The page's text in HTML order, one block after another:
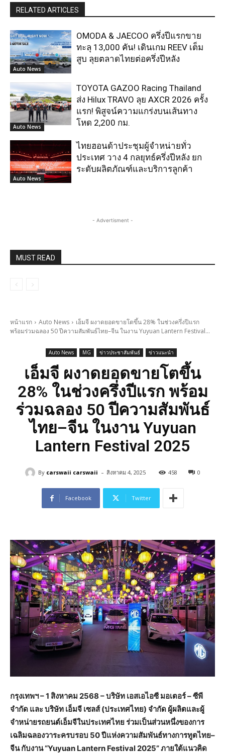
RELATED ARTICLES
Auto News
OMODA & JAECOO ครึ่งปีแรกขาย
ทะลุ 13,000 คัน! เดินเกม REEV เต็ม
สูบ ลุยตลาดไทยต่อครึ่งปีหลัง
Auto News
TOYOTA GAZOO Racing Thailand
ส่ง Hilux TRAVO ลุย AXCR 2026 ครั้ง
แรก! พิสูจน์ความแกร่งบนเส้นทาง
โหด 2,200 กม.
Auto News
ไทยฮอนด้าประชุมผู้จำหน่ายทั่ว
ประเทศ วาง 4 กลยุทธ์ครึ่งปีหลัง ยก
ระดับผลิตภัณฑ์และบริการลูกค้า
- Advertisment -
MUST READ